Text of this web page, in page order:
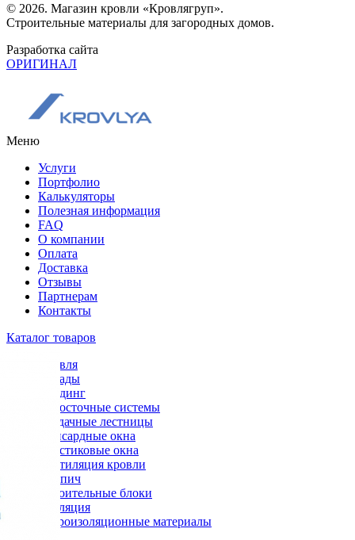
© 2026. Магазин кровли «Кровлягруп».
Строительные материалы для загородных домов.
Разработка сайта
ОРИГИНАЛ
Меню
Услуги
Портфолио
Калькуляторы
Полезная информация
FAQ
О компании
Оплата
Доставка
Отзывы
Партнерам
Контакты
Каталог товаров
Кровля
Фасады
Сайдинг
Водосточные системы
Чердачные лестницы
Мансардные окна
Пластиковые окна
Вентиляция кровли
Кирпич
Строительные блоки
Изоляция
Гидроизоляционные материалы